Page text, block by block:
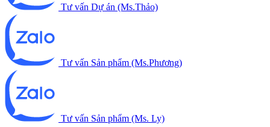
Tư vấn Dự án (Ms.Thảo)
Tư vấn Sản phẩm (Ms.Phương)
Tư vấn Sản phẩm (Ms. Ly)